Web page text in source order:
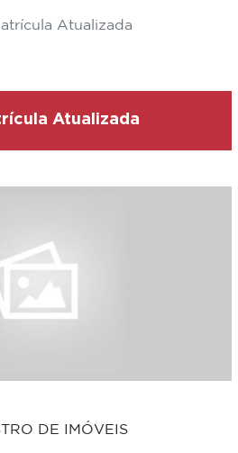
Atualizada
Atualizada
DE IMÓVEIS